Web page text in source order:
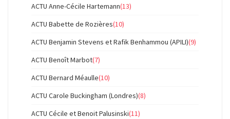
ACTU Anne-Cécile Hartemann(13)
ACTU Babette de Rozières(10)
ACTU Benjamin Stevens et Rafik Benhammou (APILI)(9)
ACTU Benoît Marbot(7)
ACTU Bernard Méaulle(10)
ACTU Carole Buckingham (Londres)(8)
ACTU Cécile et Benoit Palusinski(11)